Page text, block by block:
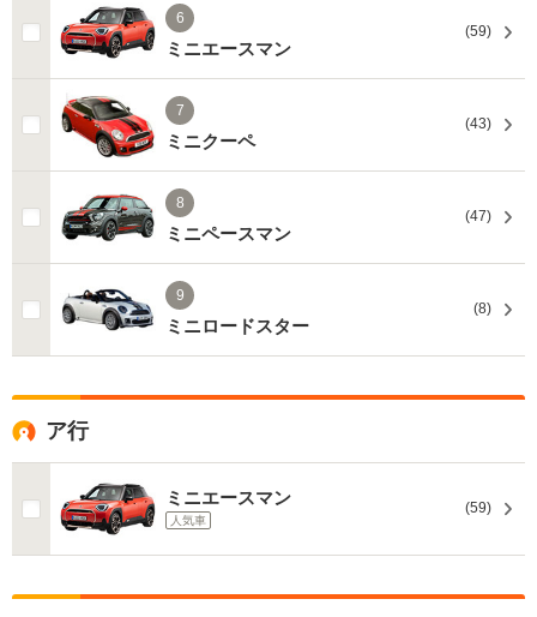
6
ミニエースマン
(59)
7
ミニクーペ
(43)
8
ミニペースマン
(47)
9
ミニロードスター
(8)
ア行
ミニエースマン
人気車
(59)